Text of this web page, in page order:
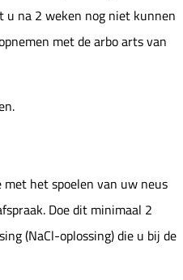
na 2 weken nog niet kunnen
met de arbo arts van
met het spoelen van uw neus
Doe dit minimaal 2
(NaCl-oplossing) die u bij de